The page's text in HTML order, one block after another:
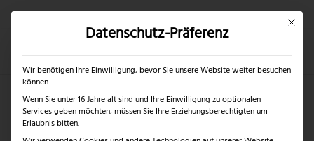
Suche
Mein Konto
Damaststahl
Mit
Datenschutz-Präferenz
Wir benötigen Ihre Einwilligung, bevor Sie unsere Website weiter besuchen
können.
Wenn Sie unter 16 Jahre alt sind und Ihre Einwilligung zu optionalen
Services geben möchten, müssen Sie Ihre Erziehungsberechtigten um
Erlaubnis bitten.